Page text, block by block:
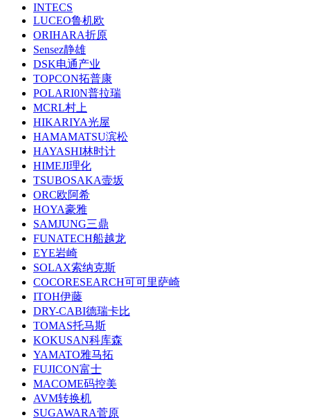
INTECS
LUCEO鲁机欧
ORIHARA折原
Sensez静雄
DSK电通产业
TOPCON拓普康
POLARI0N普拉瑞
MCRL村上
HIKARIYA光屋
HAMAMATSU滨松
HAYASHI林时计
HIMEJI理化
TSUBOSAKA壸坂
ORC欧阿希
HOYA豪雅
SAMJUNG三鼎
FUNATECH船越龙
EYE岩崎
SOLAX索纳克斯
COCORESEARCH可可里萨崎
ITOH伊藤
DRY-CABI德瑞卡比
TOMAS托马斯
KOKUSAN科库森
YAMATO雅马拓
FUJICON富士
MACOME码控美
AVM转换机
SUGAWARA菅原